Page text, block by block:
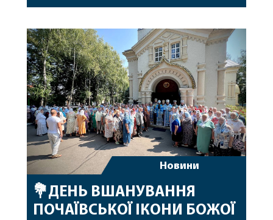
побажавши йому міцного здоров’я, Божої
допомоги, миру, духовної радості та
благословенних успіхів у подальшому
архіпастирському служінні. […]
Новини
💐ДЕНЬ ВШАНУВАННЯ
ПОЧАЇВСЬКОЇ ІКОНИ БОЖОЇ